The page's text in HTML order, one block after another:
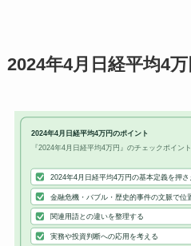
2024年4月日経平均4
2024年4月日経平均4万円のポイント
『2024年4月日経平均4万円』のチェックポイント
2024年4月日経平均4万円の基本定義を押さ
金融危機・バブル・歴史的事件の文脈で位
関連用語との違いを整理する
実務や投資判断への応用を考える